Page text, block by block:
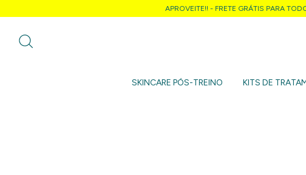
APROVEITE!! - FRETE GRÁTIS PARA TODO
SKINCARE PÓS-TREINO KITS DE